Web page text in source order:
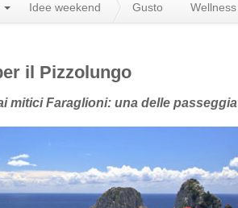
Idee weekend Gusto Wellness
il Pizzolungo
mitici Faraglioni: una delle